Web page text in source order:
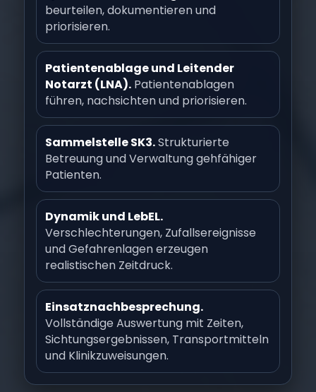
beurteilen, dokumentieren und
priorisieren.
Patientenablage und Leitender
Notarzt (LNA).Patientenablagen
führen, nachsichten und priorisieren.
Sammelstelle SK3.Strukturierte
Betreuung und Verwaltung gehfähiger
Patienten.
Dynamik und LebEL.
Verschlechterungen, Zufallsereignisse
und Gefahrenlagen erzeugen
realistischen Zeitdruck.
Einsatznachbesprechung.
Vollständige Auswertung mit Zeiten,
Sichtungsergebnissen, Transportmitteln
und Klinikzuweisungen.